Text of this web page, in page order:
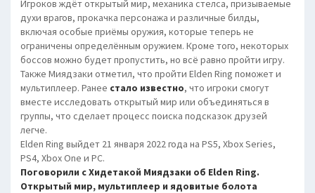
Игроков ждёт открытый мир, механика стелса, призываемые
духи врагов, прокачка персонажа и различные билды,
включая особые приёмы оружия, которые теперь не
ограничены определённым оружием. Кроме того, некоторых
боссов можно будет пропустить, но всё равно пройти игру.
Также Миядзаки отметил, что пройти Elden Ring поможет и
мультиплеер. Ранее стало известно, что игроки смогут
вместе исследовать открытый мир или объединяться в
группы, что сделает процесс поиска подсказок друзей
легче.
Elden Ring выйдет 21 января 2022 года на PS5, Xbox Series,
PS4, Xbox One и PC.
Поговорили с Хидетакой Миядзаки об Elden Ring.
Открытый мир, мультиплеер и ядовитые болота